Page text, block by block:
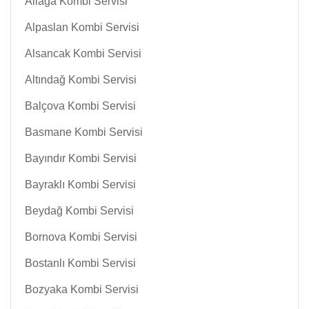
Alpaslan Kombi Servisi
Alsancak Kombi Servisi
Altındağ Kombi Servisi
Balçova Kombi Servisi
Basmane Kombi Servisi
Bayındır Kombi Servisi
Bayraklı Kombi Servisi
Beydağ Kombi Servisi
Bornova Kombi Servisi
Bostanlı Kombi Servisi
Bozyaka Kombi Servisi